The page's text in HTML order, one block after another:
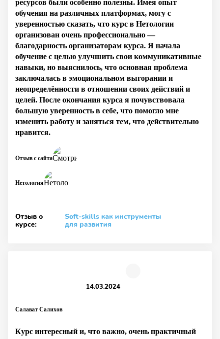
ресурсов были особенно полезны. Имея опыт
обучения на различных платформах, могу с
уверенностью сказать, что курс в Нетологии
организован очень профессионально —
благодарность организаторам курса. Я начала
обучение с целью улучшить свои коммуникативные
навыки, но выяснилось, что основная проблема
заключалась в эмоциональном выгорании и
неопределённости в отношении своих действий и
целей. После окончания курса я почувствовала
большую уверенность в себе, что помогло мне
изменить работу и заняться тем, что действительно
нравится.
Нетология
Отзыв с сайта
Отзыв о
курсе:
Soft‑skills как инструменты
для развития
Салават Салихов
14.03.2024
Курс интересный и, что важно, очень практичный